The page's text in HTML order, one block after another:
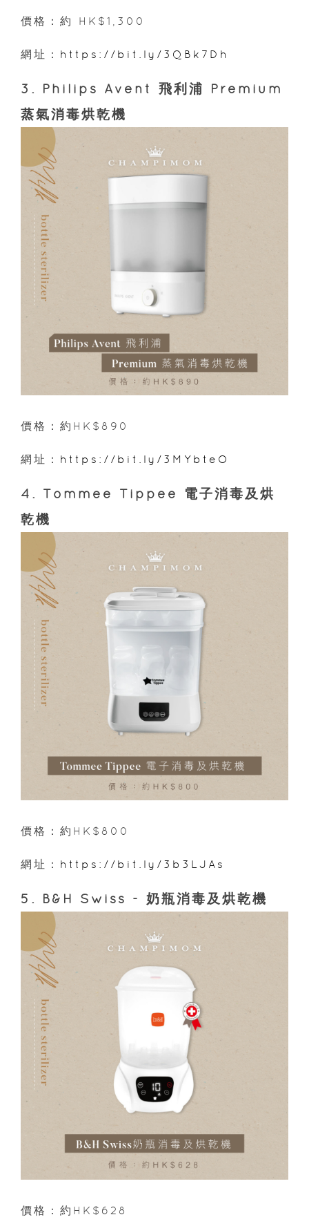
價格：約 HK$1,300
網址： https://bit.ly/3QBk7Dh
3. Philips Avent 飛利浦 Premium
蒸氣消毒烘乾機
價格：約HK$890
網址： https://bit.ly/3MYbteO
4. Tommee Tippee 電子消毒及烘
乾機
價格：約HK$800
網址： https://bit.ly/3b3LJAs
5. B&H Swiss - 奶瓶消毒及烘乾機
價格：約HK$628